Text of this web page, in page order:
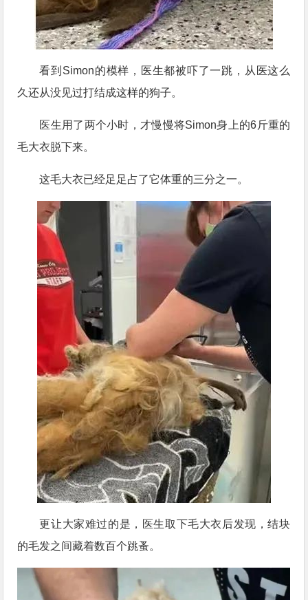
看到Simon的模样，医生都被吓了一跳，从医这么
久还从没见过打结成这样的狗子。
医生用了两个小时，才慢慢将Simon身上的6斤重的
毛大衣脱下来。
这毛大衣已经足足占了它体重的三分之一。
更让大家难过的是，医生取下毛大衣后发现，结块
的毛发之间藏着数百个跳蚤。